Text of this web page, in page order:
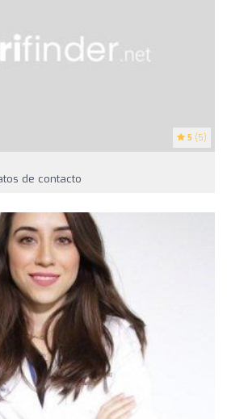
5 (5)
de contacto